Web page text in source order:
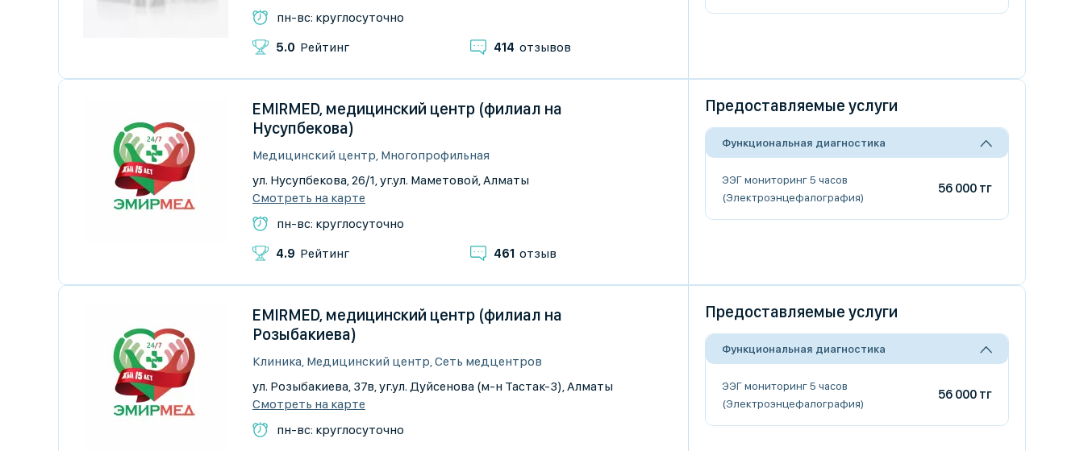
пн-вс: круглосуточно
5.0 Рейтинг 414 отзывов
EMIRMED, медицинский центр (филиал на
Нусупбекова)
Медицинский центр, Многопрофильная
ул. Нусупбекова, 26/1, уг.ул. Маметовой, Алматы
Смотреть на карте
пн-вс: круглосуточно
4.9 Рейтинг 461 отзыв
Предоставляемые услуги
Функциональная диагностика
ЭЭГ мониторинг 5 часов
(Электроэнцефалография)
56 000 тг
EMIRMED, медицинский центр (филиал на
Розыбакиева)
Клиника, Медицинский центр, Сеть медцентров
​ул. Розыбакиева, 37в, уг.ул. Дуйсенова (м-н Тастак-3), Алматы
Смотреть на карте
пн-вс: круглосуточно
Предоставляемые услуги
Функциональная диагностика
ЭЭГ мониторинг 5 часов
(Электроэнцефалография)
56 000 тг